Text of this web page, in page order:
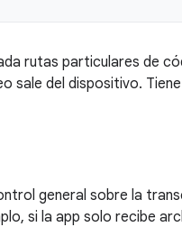
rutas particulares de
sale del dispositivo.
general sobre la
si la app solo recibe